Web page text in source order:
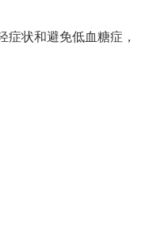
症状和避免低血糖症，